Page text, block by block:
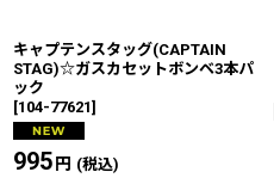
キャプテンスタッグ(CAPTAIN
STAG)☆ガスカセットボンベ3本パ
ック
[104-77621]
995円 (税込)